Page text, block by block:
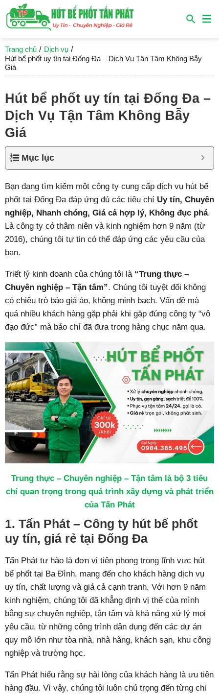
Trang chủ / Dịch vụ /
Hút bể phốt uy tín tại Đống Đa – Dịch Vụ Tận Tâm Không Bẫy
Giá
Hút bể phốt uy tín tại Đống Đa –
Dịch Vụ Tận Tâm Không Bẫy
Giá
Mục lục
Bạn đang tìm kiếm một công ty cung cấp dịch vụ hút bể
phốt tại Đống Đa đáp ứng đủ các tiêu chí Uy tín, Chuyên
nghiệp, Nhanh chóng, Giá cả hợp lý, Không đục phá.
Là công ty có thâm niên và kinh nghiệm hơn 9 năm (từ
2016), chúng tôi tự tin có thể đáp ứng các yêu cầu của
bạn.
Triết lý kinh doanh của chúng tôi là “Trung thực –
Chuyên nghiệp – Tận tâm”. Chúng tôi tuyệt đối không
có chiêu trò báo giá ảo, không minh bạch. Vấn đề mà
quá nhiều khách hàng gặp phải khi gặp đúng công ty “vô
đạo đức” mà báo chí đã đưa trong hàng chục năm qua.
Trung thực – Chuyên nghiệp – Tận tâm là bộ 3 tiêu
chí quan trọng trong quá trình xây dựng và phát triển
của Tấn Phát
1. Tấn Phát – Công ty hút bể phốt
uy tín, giá rẻ tại Đống Đa
Tấn Phát tự hào là đơn vị tiên phong trong lĩnh vực hút
bể phốt tại Ba Đình, mang đến cho khách hàng dịch vụ
uy tín, chất lượng và giá cả cạnh tranh. Với hơn 9 năm
kinh nghiệm, chúng tôi đã khẳng định vị thế của mình
bằng sự chuyên nghiệp, tận tâm và khả năng xử lý mọi
yêu cầu, từ những công trình dân dụng đến các dự án
quy mô lớn như tòa nhà, nhà hàng, khách sạn, khu công
nghiệp và trường học.
Tấn Phát hiểu rằng sự hài lòng của khách hàng là ưu tiên
hàng đầu. Vì vậy, chúng tôi luôn chú trọng đến từng chi